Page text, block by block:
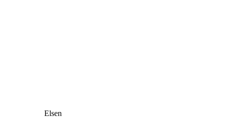
Elsen